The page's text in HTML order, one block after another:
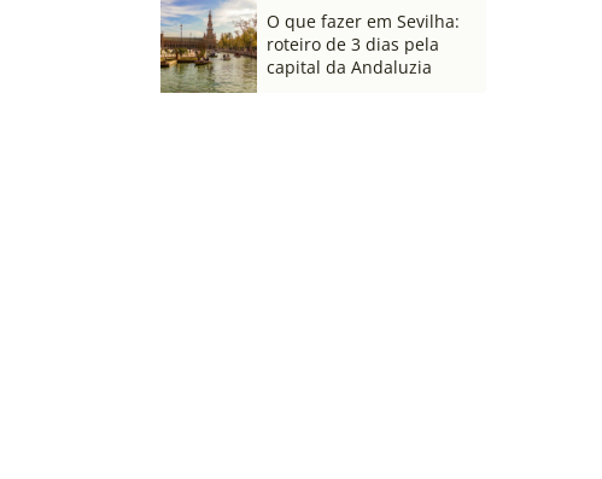
O que fazer em Sevilha:
roteiro de 3 dias pela
capital da Andaluzia